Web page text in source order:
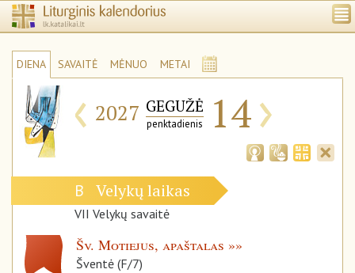
DIENA SAVAITĖ MĖNUO METAI
‹ 2027 GEGUŽĖ
penktadienis 14›
B Velykų laikas
VII Velykų savaitė
Šv. Motiejus, apaštalas
Šventė (F/7)